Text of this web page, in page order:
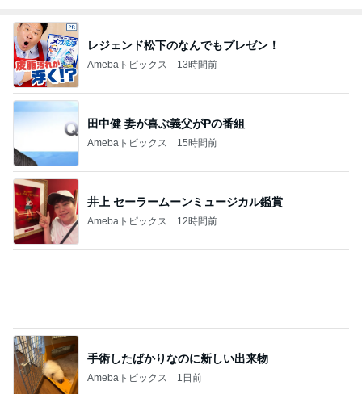
レジェンド松下のなんでもプレゼン！
Amebaトピックス 13時間前
田中健 妻が喜ぶ義父がPの番組
Amebaトピックス 15時間前
井上 セーラームーンミュージカル鑑賞
Amebaトピックス 12時間前
手術したばかりなのに新しい出来物
Amebaトピックス 1日前